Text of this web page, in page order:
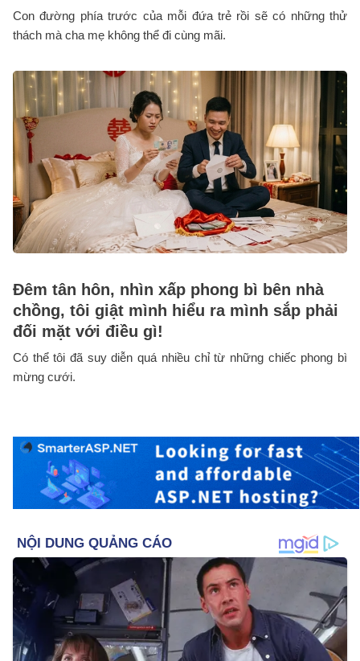
Con đường phía trước của mỗi đứa trẻ rồi sẽ có những thử
thách mà cha mẹ không thể đi cùng mãi.
Đêm tân hôn, nhìn xấp phong bì bên nhà
chồng, tôi giật mình hiểu ra mình sắp phải
đối mặt với điều gì!
Có thể tôi đã suy diễn quá nhiều chỉ từ những chiếc phong bì
mừng cưới.